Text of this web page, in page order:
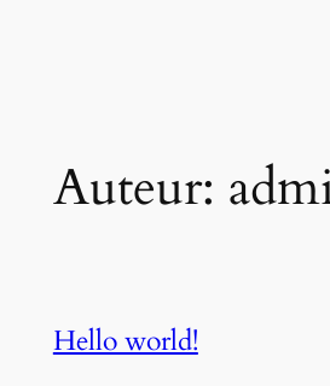
Auteur:
Hello world!